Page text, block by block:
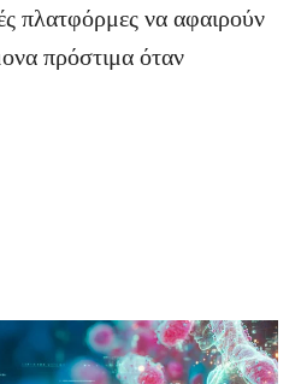
πλατφόρμες να αφαιρούν
πρόστιμα όταν